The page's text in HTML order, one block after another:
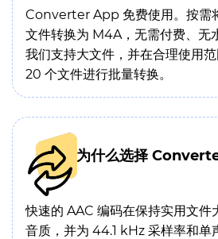
Converter App 免费使用。按需
文件转换为 M4A，无需付费、无
我们支持大文件，并在合理使用
20 个文件进行批量转换。
为什么选择
快速的 AAC 编码在保持实用文件
音质，并为 44.1 kHz 采样率和单